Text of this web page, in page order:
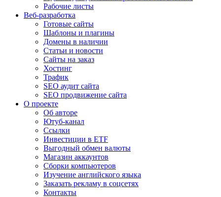
Рабочие листы
Веб-разработка
Готовые сайты
Шаблоны и плагины
Домены в наличии
Статьи и новости
Сайты на заказ
Хостинг
Трафик
SEO аудит сайта
SEO продвижение сайта
О проекте
Об авторе
Ютуб-канал
Ссылки
Инвестиции в ETF
Выгодный обмен валюты
Магазин аккаунтов
Сборки компьютеров
Изучение английского языка
Заказать рекламу в соцсетях
Контакты